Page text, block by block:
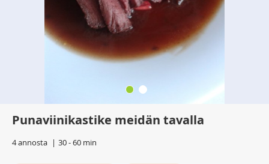
Punaviinikastike meidän tavalla
4 annosta 30 - 60 min